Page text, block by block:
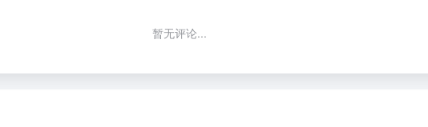
暂无评论...